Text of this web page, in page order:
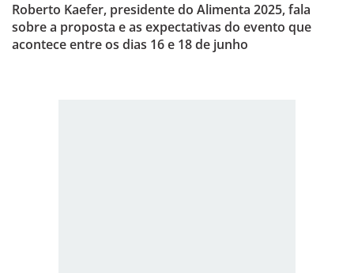
Roberto Kaefer, presidente do Alimenta 2025, fala
sobre a proposta e as expectativas do evento que
acontece entre os dias 16 e 18 de junho